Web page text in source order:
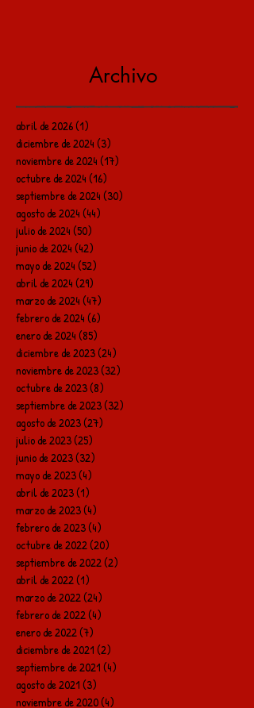
Archivo
abril de 2026(1)
diciembre de 2024(3)
noviembre de 2024(17)
octubre de 2024(16)
septiembre de 2024(30)
agosto de 2024(44)
julio de 2024(50)
junio de 2024(42)
mayo de 2024(52)
abril de 2024(29)
marzo de 2024(47)
febrero de 2024(6)
enero de 2024(85)
diciembre de 2023(24)
noviembre de 2023(32)
octubre de 2023(8)
septiembre de 2023(32)
agosto de 2023(27)
julio de 2023(25)
junio de 2023(32)
mayo de 2023(4)
abril de 2023(1)
marzo de 2023(4)
febrero de 2023(4)
octubre de 2022(20)
septiembre de 2022(2)
abril de 2022(1)
marzo de 2022(24)
febrero de 2022(4)
enero de 2022(7)
diciembre de 2021(2)
septiembre de 2021(4)
agosto de 2021(3)
noviembre de 2020(4)